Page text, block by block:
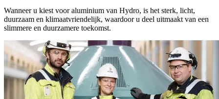
Wanneer u kiest voor aluminium van Hydro, is het sterk, licht,
duurzaam en klimaatvriendelijk, waardoor u deel uitmaakt van een
slimmere en duurzamere toekomst.